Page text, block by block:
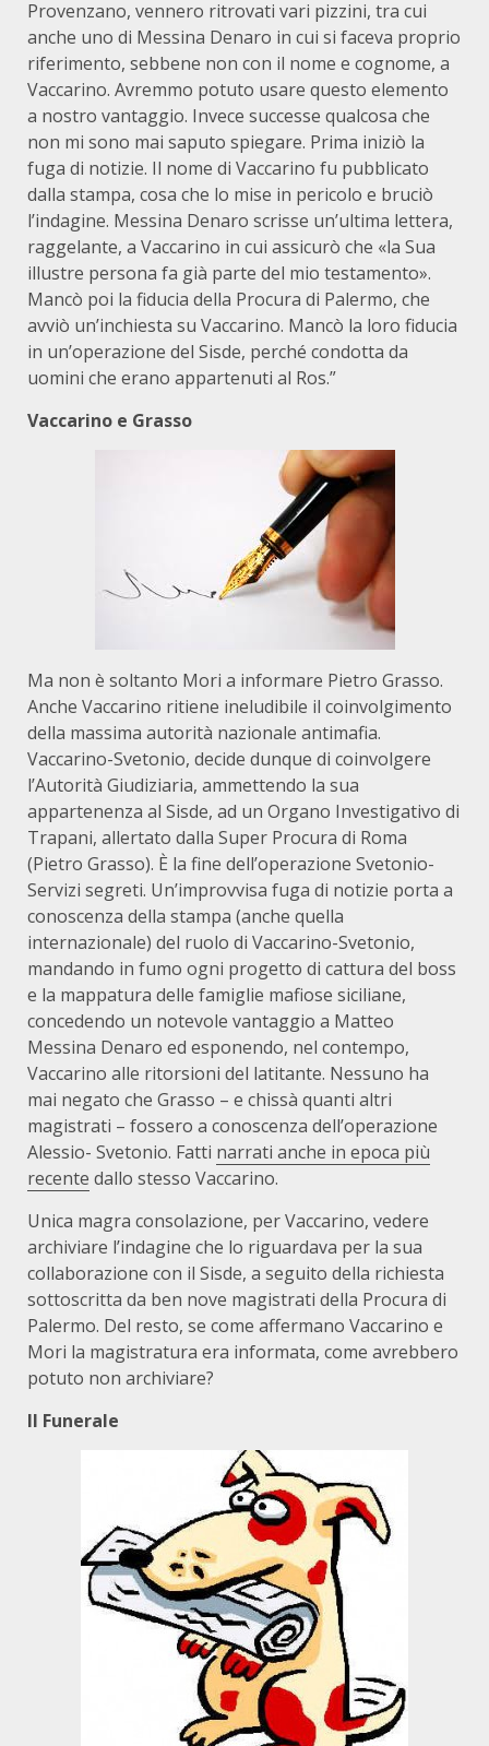
Provenzano, vennero ritrovati vari pizzini, tra cui
anche uno di Messina Denaro in cui si faceva proprio
riferimento, sebbene non con il nome e cognome, a
Vaccarino. Avremmo potuto usare questo elemento
a nostro vantaggio. Invece successe qualcosa che
non mi sono mai saputo spiegare. Prima iniziò la
fuga di notizie. Il nome di Vaccarino fu pubblicato
dalla stampa, cosa che lo mise in pericolo e bruciò
l’indagine. Messina Denaro scrisse un’ultima lettera,
raggelante, a Vaccarino in cui assicurò che «la Sua
illustre persona fa già parte del mio testamento».
Mancò poi la fiducia della Procura di Palermo, che
avviò un’inchiesta su Vaccarino. Mancò la loro fiducia
in un’operazione del Sisde, perché condotta da
uomini che erano appartenuti al Ros.”
Vaccarino e Grasso
Ma non è soltanto Mori a informare Pietro Grasso.
Anche Vaccarino ritiene ineludibile il coinvolgimento
della massima autorità nazionale antimafia.
Vaccarino-Svetonio, decide dunque di coinvolgere
l’Autorità Giudiziaria, ammettendo la sua
appartenenza al Sisde, ad un Organo Investigativo di
Trapani, allertato dalla Super Procura di Roma
(Pietro Grasso). È la fine dell’operazione Svetonio-
Servizi segreti. Un’improvvisa fuga di notizie porta a
conoscenza della stampa (anche quella
internazionale) del ruolo di Vaccarino-Svetonio,
mandando in fumo ogni progetto di cattura del boss
e la mappatura delle famiglie mafiose siciliane,
concedendo un notevole vantaggio a Matteo
Messina Denaro ed esponendo, nel contempo,
Vaccarino alle ritorsioni del latitante. Nessuno ha
mai negato che Grasso – e chissà quanti altri
magistrati – fossero a conoscenza dell’operazione
Alessio- Svetonio. Fatti narrati anche in epoca più
recente dallo stesso Vaccarino.
Unica magra consolazione, per Vaccarino, vedere
archiviare l’indagine che lo riguardava per la sua
collaborazione con il Sisde, a seguito della richiesta
sottoscritta da ben nove magistrati della Procura di
Palermo. Del resto, se come affermano Vaccarino e
Mori la magistratura era informata, come avrebbero
potuto non archiviare?
Il Funerale